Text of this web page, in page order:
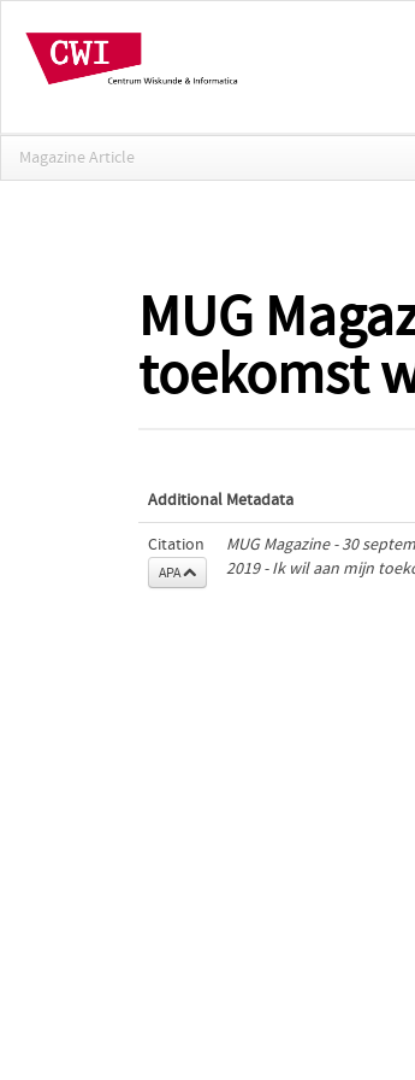
Magazine Article
MUG
toekomst
Additional Metadata
Citation
APA
MUG Magazine - 30
2019 - Ik wil aan mijn